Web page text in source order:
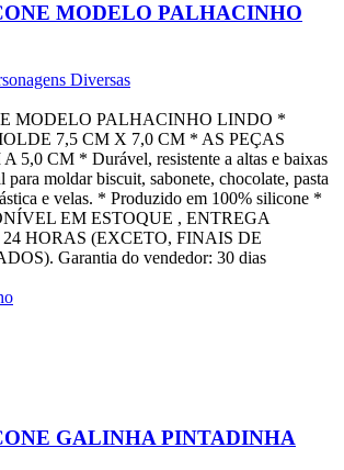
MODELO PALHACINHO
Diversas
MODELO PALHACINHO LINDO *
7,5 CM X 7,0 CM * AS PEÇAS
5,0 CM * Durável, resistente a altas e baixas
para moldar biscuit, sabonete, chocolate, pasta
e velas. * Produzido em 100% silicone *
EM ESTOQUE , ENTREGA
HORAS (EXCETO, FINAIS DE
Garantia do vendedor: 30 dias
GALINHA PINTADINHA